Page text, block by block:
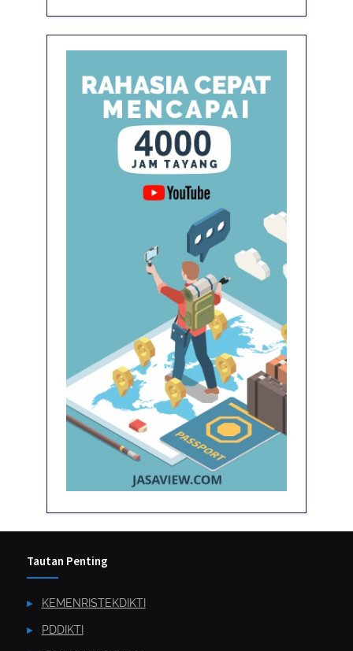
Tautan Penting
KEMENRISTEKDIKTI
PDDIKTI